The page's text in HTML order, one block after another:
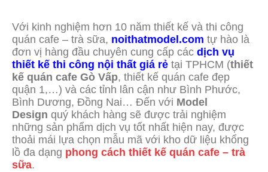
Với kinh nghiệm hơn 10 năm thiết kế và thi công
quán cafe – trà sữa, noithatmodel.com tự hào là
đơn vị hàng đầu chuyên cung cấp các dịch vụ
thiết kế thi công nội thất giá rẻ tại TPHCM (thiết
kế quán cafe Gò Vấp, thiết kế quán cafe đẹp
quận 1,…) và các tỉnh lân cận như Bình Phước,
Bình Dương, Đồng Nai… Đến với Model
Design quý khách hàng sẽ được trải nghiệm
những sản phẩm dịch vụ tốt nhất hiện nay, được
thoải mái lựa chọn mẫu mã với kho dữ liệu khổng
lồ đa dạng phong cách thiết kế quán cafe – trà
sữa.